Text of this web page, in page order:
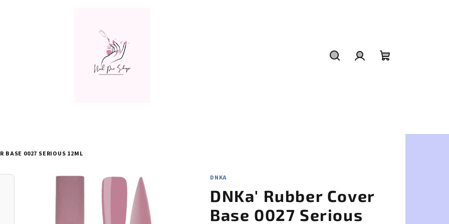
BASE 0027 SERIOUS 12ML
DNKA
DNKa' Rubber Cover
Base 0027 Serious